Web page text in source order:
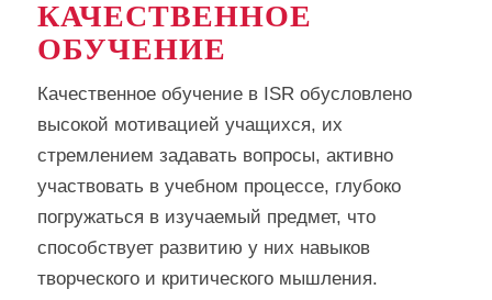
КАЧЕСТВЕННОЕ
ОБУЧЕНИЕ
Качественное обучение в ISR обусловлено
высокой мотивацией учащихся, их
стремлением задавать вопросы, активно
участвовать в учебном процессе, глубоко
погружаться в изучаемый предмет, что
способствует развитию у них навыков
творческого и критического мышления.